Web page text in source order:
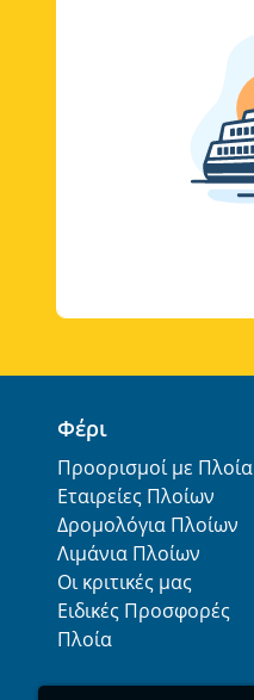
Φέρι
Προορισμοί με Πλοία
Εταιρείες Πλοίων
Δρομολόγια Πλοίων
Λιμάνια Πλοίων
Οι κριτικές μας
Ειδικές Προσφορές
Πλοία